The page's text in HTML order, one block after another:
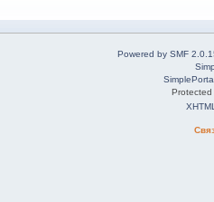
Powered by SMF